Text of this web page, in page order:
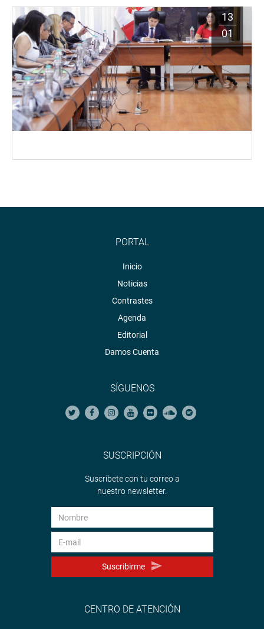
13
01
PORTAL
Inicio
Noticias
Contrastes
Agenda
Editorial
Damos Cuenta
SÍGUENOS
SUSCRIPCIÓN
Suscríbete con tu correo a
nuestro newsletter.
Suscribirme
CENTRO DE ATENCIÓN